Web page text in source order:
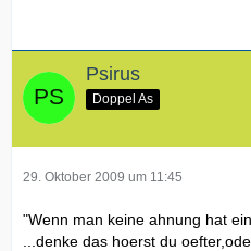
Psirus
Doppel As
29. Oktober 2009 um 11:45
"Wenn man keine ahnung hat
...denke das hoerst du